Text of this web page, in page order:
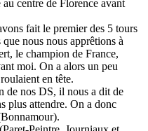
centre de Florence avant
fait le premier des 5 tours
nous nous apprêtions à
le champion de France,
moi. On a alors un peu
en tête.
de nos DS, il nous a dit de
plus attendre. On a donc